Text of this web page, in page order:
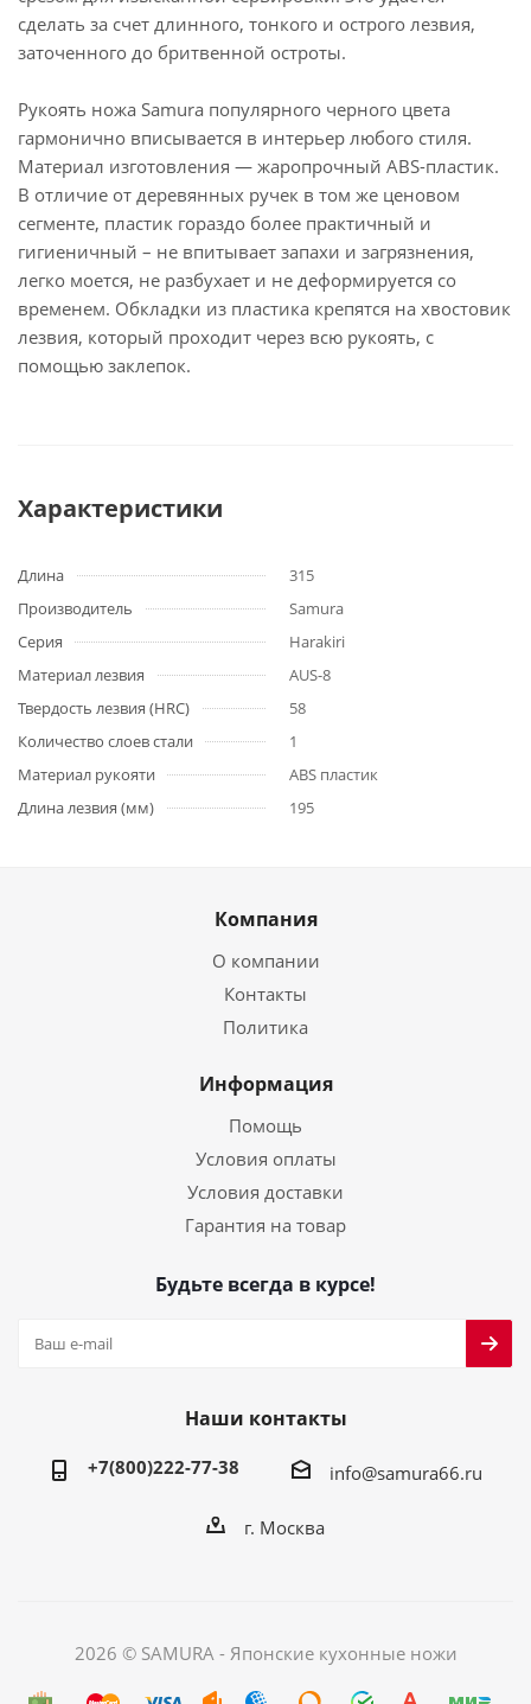
сделать за счет длинного, тонкого и острого лезвия,
заточенного до бритвенной остроты.
Рукоять ножа Samura популярного черного цвета
гармонично вписывается в интерьер любого стиля.
Материал изготовления — жаропрочный ABS-пластик.
В отличие от деревянных ручек в том же ценовом
сегменте, пластик гораздо более практичный и
гигиеничный – не впитывает запахи и загрязнения,
легко моется, не разбухает и не деформируется со
временем. Обкладки из пластика крепятся на хвостовик
лезвия, который проходит через всю рукоять, с
помощью заклепок.
Характеристики
Длина
315
Производитель
Samura
Серия
Harakiri
Материал лезвия
AUS-8
Твердость лезвия (HRC)
58
Количество слоев стали
1
Материал рукояти
ABS пластик
Длина лезвия (мм)
195
Компания
О компании
Контакты
Политика
Информация
Помощь
Условия оплаты
Условия доставки
Гарантия на товар
Будьте всегда в курсе!
Наши контакты
+7(800)222-77-38 info@samura66.ru
г. Москва
2026 © SAMURA - Японские кухонные ножи